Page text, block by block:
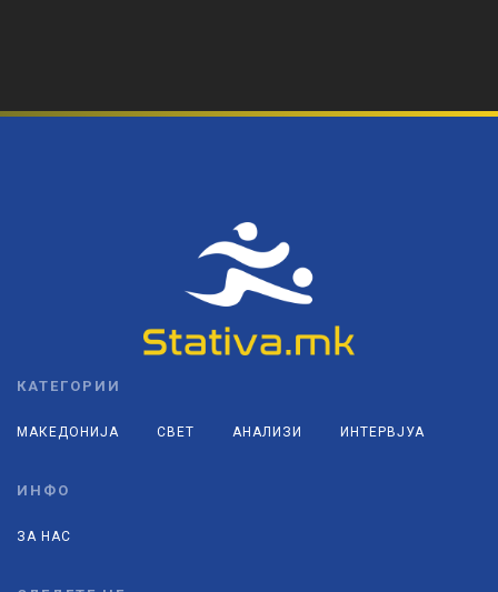
КАТЕГОРИИ
МАКЕДОНИЈА СВЕТ АНАЛИЗИ ИНТЕРВЈУА
ИНФО
ЗА НАС